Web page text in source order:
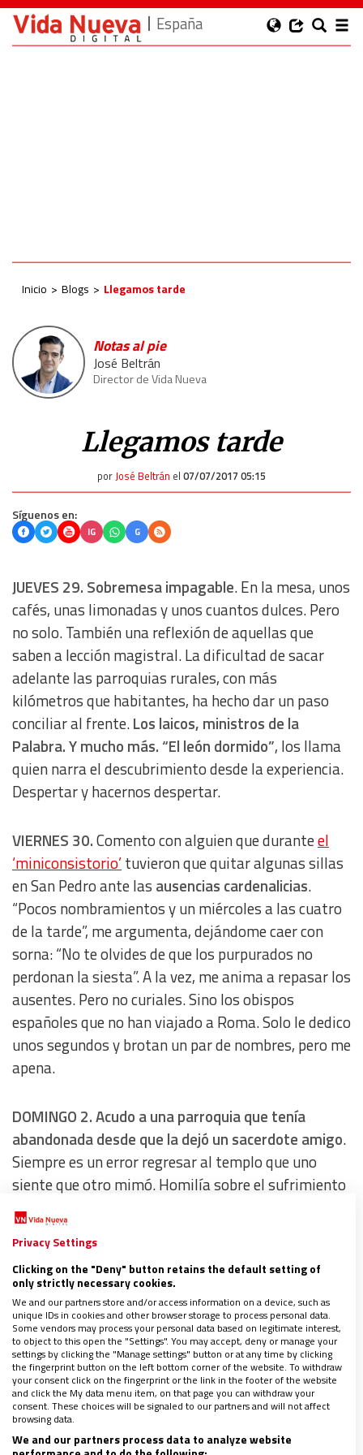
España
Inicio Blogs Llegamos tarde
Notas al pie
José Beltrán
Director de Vida Nueva
Llegamos tarde
porJosé Beltrán el 07/07/2017 05:15
Síguenos en:
IG G
JUEVES 29. Sobremesa impagable. En la mesa, unos
cafés, unas limonadas y unos cuantos dulces. Pero
no solo. También una reflexión de aquellas que
saben a lección magistral. La dificultad de sacar
adelante las parroquias rurales, con más
kilómetros que habitantes, ha hecho dar un paso
conciliar al frente.Los laicos, ministros de la
Palabra. Y mucho más. “El león dormido”, los llama
quien narra el descubrimiento desde la experiencia.
Despertar y hacernos despertar.
VIERNES 30.Comento con alguien que duranteel
‘miniconsistorio’tuvieron que quitar algunas sillas
en San Pedro ante las ausencias cardenalicias.
“Pocos nombramientos y un miércoles a las cuatro
de la tarde”, me argumenta, dejándome caer con
sorna: “No te olvides de que los purpurados no
perdonan la siesta”. A la vez, me anima a repasar los
ausentes. Pero no curiales. Sino los obispos
españoles que no han viajado a Roma. Solo le dedico
unos segundos y brotan un par de nombres, pero me
apena.
DOMINGO 2.Acudo a una parroquia que tenía
abandonada desde que la dejó un sacerdote amigo.
Siempre es un error regresar al templo que uno
siente que otro mimó. Homilía sobre el sufrimiento
hasta la extenuación. La audiencia no baja de los
ochenta años de media. Salvo las dos primeras
filas: un bautizo.
bancos en quince años. O en quién los desocupará.
No serán los del bautizo, que abandonan el templo
en cuanto reciben la bendición, en cuanto se entona
el canto a la Virgen. No les culpo.
MARTES 4. Ángel Galindo, nuevo vicario general de
Segovia. No se lo esperaba, toda vez que él mismo
ha confesado que se daba por jubilado. La Pontificia
Privacy Settings
Clicking on the "Deny" button retains the default setting of
only strictly necessary cookies.
We and our partners store and/or access information on a device, such as
unique IDs in cookies and other browser storage to process personal data.
Some vendors may process your personal data based on legitimate interest,
to object to this open the "Settings". You may accept, deny or manage your
settings by clicking the "Manage settings" button or at any time by clicking
the fingerprint button on the left bottom corner of the website. To withdraw
your consent click on the fingerprint or the link in the footer of the website
and click the My data menu item, on that page you can withdraw your
consent. These choices will be signaled to our partners and will not affect
browsing data.
We and our partners process data to analyze website